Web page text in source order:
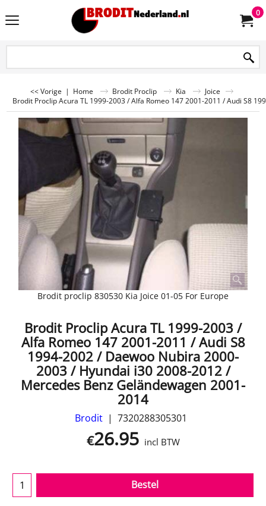
0
<< Vorige | Home Brodit Proclip Kia
Joice
Brodit Proclip Acura TL 1999-2003 / Alfa Romeo 147 2001-2011 / Audi S8
Brodit proclip 830530 Kia Joice 01-05 For Europe
Brodit Proclip Acura TL 1999-2003 /
Alfa Romeo 147 2001-2011 / Audi S8
1994-2002 / Daewoo Nubira 2000-
2003 / Hyundai i30 2008-2012 /
Mercedes Benz Geländewagen 2001-
2014
Brodit 7320288305301
€26.95 incl BTW
Bestel